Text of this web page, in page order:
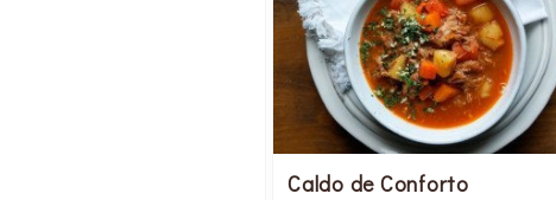
Caldo de Conforto